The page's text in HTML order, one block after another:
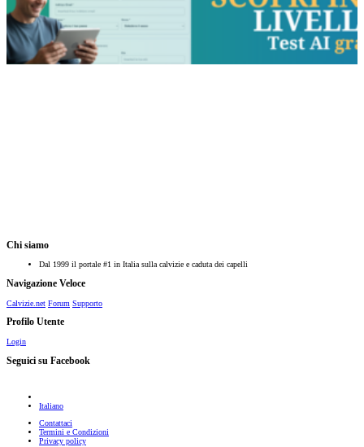
Chi siamo
Dal 1999 il portale #1 in Italia sulla calvizie e caduta dei capelli
Navigazione Veloce
Calvizie.net Forum Supporto
Profilo Utente
Login
Seguici su Facebook
Italiano
Contattaci
Termini e Condizioni
Privacy policy